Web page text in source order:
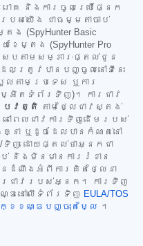
រោគ និងការចូលប្រើផ្នែក
បស់យើង ជាធម្មតាចាប់
ង (SpyHunter Basic
ខែម្តង (SpyHunter Pro
ស្របតាមសម្ភារៈផ្តល់ជូន
លត្រូវបានបញ្ចូលនៅទីនេះ
លតាមប្រទេស ឬការ
តទំព័រទិញ)។ ការជាវ
រវត្តិ តាមថ្លៃជាវស្តង់
នៅពេលជាវការទិញដើមរបស់
នា ឬដូចដែលបានកំណត់នៅ
ញ ដោយផ្តល់ថាអ្នកជា
និងមិនមានការរំខាន
ដំណឹងអំពីការគិតថ្លៃនា
រជាវរបស់អ្នក។ ការទិញ
ណ្ឌនៅលើទំព័រទិញ EULA/TOS
ខខណ្ឌបញ្ចុះតម្លៃ ។